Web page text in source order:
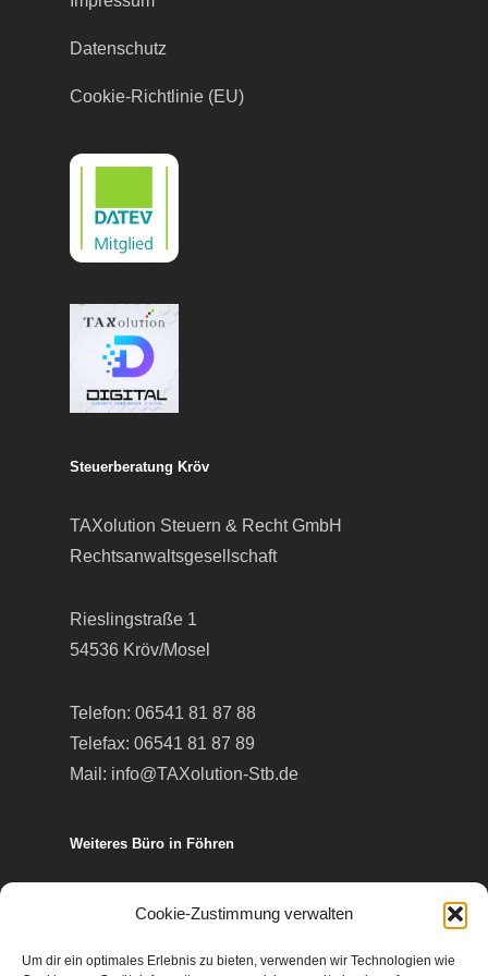
Cookie-Zustimmung verwalten
Um dir ein optimales Erlebnis zu bieten, verwenden wir Technologien wie
Datenschutz
Cookie-Richtlinie (EU)
Steuerberatung Kröv
TAXolution Steuern & Recht GmbH
Rechtsanwaltsgesellschaft
Rieslingstraße 1
54536 Kröv/Mosel
Telefon: 06541 81 87 88
Telefax: 06541 81 87 89
Mail: info@TAXolution-Stb.de
Weiteres Büro in Föhren